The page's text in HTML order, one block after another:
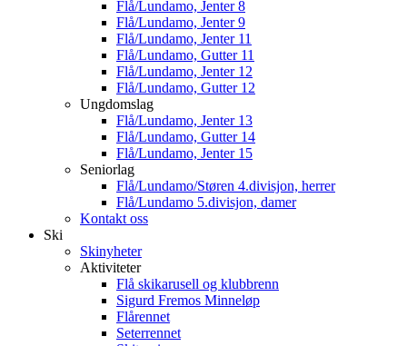
Flå/Lundamo, Jenter 8
Flå/Lundamo, Jenter 9
Flå/Lundamo, Jenter 11
Flå/Lundamo, Gutter 11
Flå/Lundamo, Jenter 12
Flå/Lundamo, Gutter 12
Ungdomslag
Flå/Lundamo, Jenter 13
Flå/Lundamo, Gutter 14
Flå/Lundamo, Jenter 15
Seniorlag
Flå/Lundamo/Støren 4.divisjon, herrer
Flå/Lundamo 5.divisjon, damer
Kontakt oss
Ski
Skinyheter
Aktiviteter
Flå skikarusell og klubbrenn
Sigurd Fremos Minneløp
Flårennet
Seterrennet